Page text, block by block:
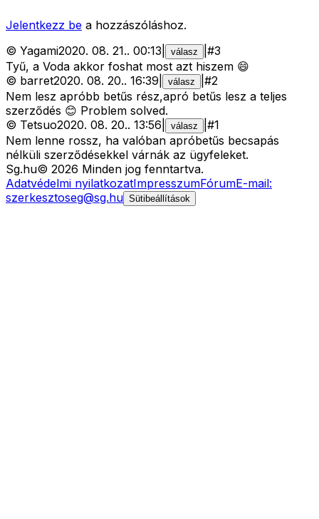
Jelentkezz be a hozzászóláshoz.
© Yagami2020. 08. 21.. 00:13 válasz #3
Tyű, a Voda akkor foshat most azt hiszem 😄
© barret2020. 08. 20.. 16:39 válasz #2
Nem lesz apróbb betűs rész,apró betűs lesz a teljes
szerződés 😊 Problem solved.
© Tetsuo2020. 08. 20.. 13:56 válasz #1
Nem lenne rossz, ha valóban apróbetűs becsapás
nélküli szerződésekkel várnák az ügyfeleket.
Sg.hu© 2026 Minden jog fenntartva.
Adatvédelmi nyilatkozatImpresszumFórumE-mail:
szerkesztoseg@sg.hu Sütibeállítások